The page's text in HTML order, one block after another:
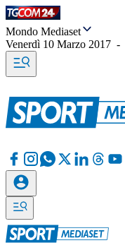
Mondo Mediaset
Venerdì 10 Marzo 2017 -